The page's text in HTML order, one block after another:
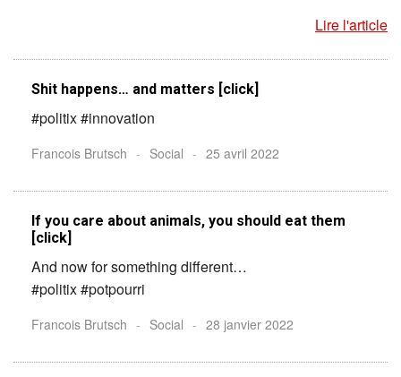
Lire l'article
Shit happens… and matters [click]
#politix #innovation
Francois Brutsch - Social - 25 avril 2022
If you care about animals, you should eat them
[click]
And now for something different…
#politix #potpourri
Francois Brutsch - Social - 28 janvier 2022